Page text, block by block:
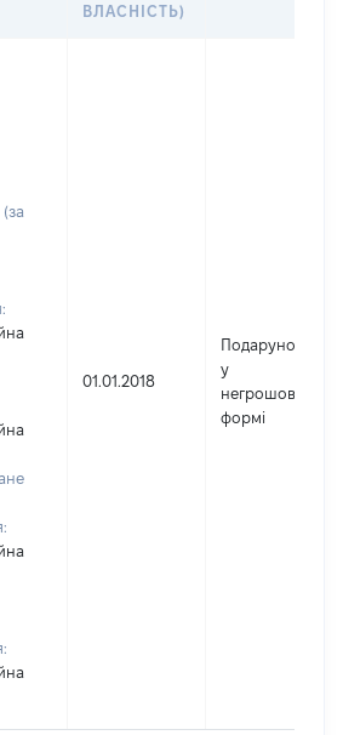
ВЛАСНІСТЬ)
01.01.2018
Подарунок
у
негрошовій
формі